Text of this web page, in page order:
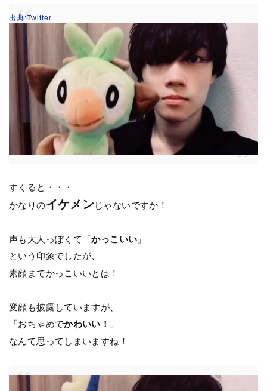
出典:Twitter
すくると・・・
かなりのイケメン じゃないですか！
声も大人っぽくて「かっこいい 」
という印象でしたが、
素顔までかっこいいとは！
変顔も披露していますが、
「おちゃめでかわいい！
」
なんて思ってしまいますね！